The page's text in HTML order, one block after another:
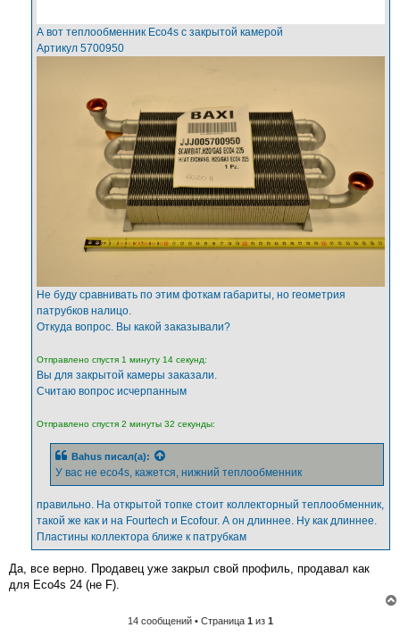
А вот теплообменник Eco4s с закрытой камерой
Артикул 5700950
Не буду сравнивать по этим фоткам габариты, но геометрия
патрубков налицо.
Откуда вопрос. Вы какой заказывали?
Отправлено спустя 1 минуту 14 секунд:
Вы для закрытой камеры заказали.
Считаю вопрос исчерпанным
Отправлено спустя 2 минуты 32 секунды:
Bahus писал(а):
У вас не eco4s, кажется, нижний теплообменник
правильно. На открытой топке стоит коллекторный теплообменник,
такой же как и на Fourtech и Ecofour. А он длиннее. Ну как длиннее.
Пластины коллектора ближе к патрубкам
Да, все верно. Продавец уже закрыл свой профиль, продавал как
для Eco4s 24 (не F).
14 сообщений • Страница 1 из 1